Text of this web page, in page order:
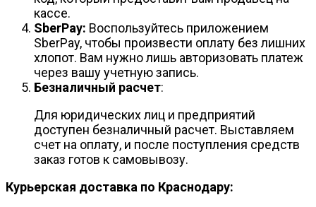
кассе.
SberPay: Воспользуйтесь приложением
SberPay, чтобы произвести оплату без лишних
хлопот. Вам нужно лишь авторизовать платеж
через вашу учетную запись.
Безналичный расчет:
Для юридических лиц и предприятий
доступен безналичный расчет. Выставляем
счет на оплату, и после поступления средств
заказ готов к самовывозу.
Курьерская доставка по Краснодару: